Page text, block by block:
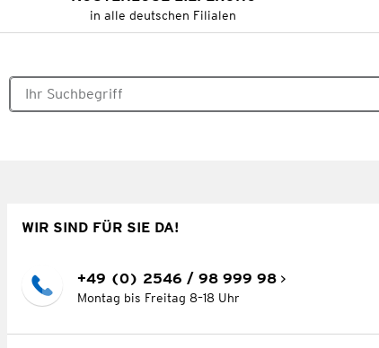
in alle deutschen Filialen
WIR SIND FÜR SIE DA!
+49 (0) 2546 / 98 999 98
Montag bis Freitag 8–18 Uhr